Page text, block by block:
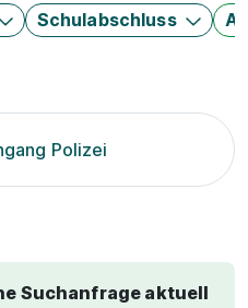
Schulabschluss
Polizei
Suchanfrage aktuell